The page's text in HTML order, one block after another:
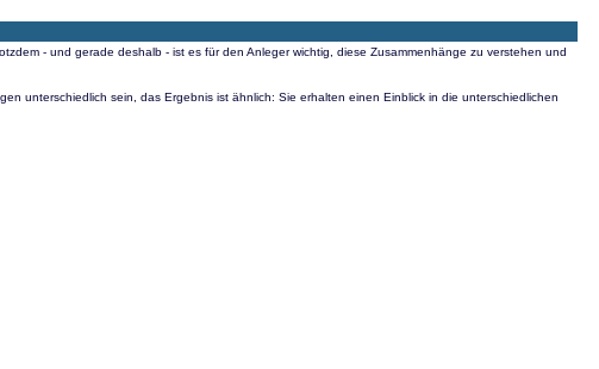
- und gerade deshalb - ist es für den Anleger wichtig, diese Zusammenhänge zu verstehen und
unterschiedlich sein, das Ergebnis ist ähnlich: Sie erhalten einen Einblick in die unterschiedlichen